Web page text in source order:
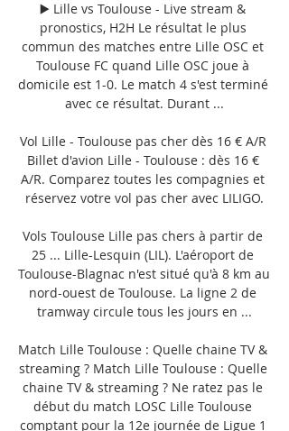
▶️ Lille vs Toulouse - Live stream &
pronostics, H2H Le résultat le plus
commun des matches entre Lille OSC et
Toulouse FC quand Lille OSC joue à
domicile est 1-0. Le match 4 s'est terminé
avec ce résultat. Durant ...
Vol Lille - Toulouse pas cher dès 16 € A/R
Billet d'avion Lille - Toulouse : dès 16 €
A/R. Comparez toutes les compagnies et
réservez votre vol pas cher avec LILIGO.
Vols Toulouse Lille pas chers à partir de
25 ... Lille-Lesquin (LIL). L'aéroport de
Toulouse-Blagnac n'est situé qu'à 8 km au
nord-ouest de Toulouse. La ligne 2 de
tramway circule tous les jours en ...
Match Lille Toulouse : Quelle chaine TV &
streaming ? Match Lille Toulouse : Quelle
chaine TV & streaming ? Ne ratez pas le
début du match LOSC Lille Toulouse
comptant pour la 12e journée de Ligue 1